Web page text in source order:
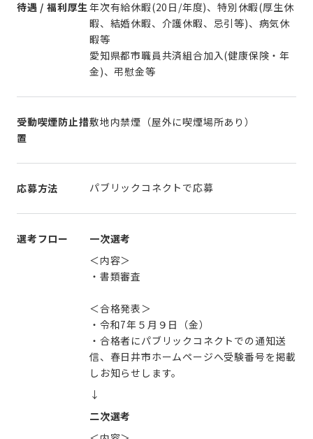
待遇 / 福利厚生 年次有給休暇(20日/年度)、特別休暇(厚生休
暇、結婚休暇、介護休暇、忌引等)、病気休
暇等
愛知県都市職員共済組合加入(健康保険・年
受動喫煙防止措
置
敷地内禁煙（屋外に喫煙場所あり）
応募方法 パブリックコネクトで応募
選考フロー
一次選考
＜内容＞
・書類審査
＜合格発表＞
・令和7年５月９日（金）
・合格者にパブリックコネクトでの通知送
信、春日井市ホームページへ受験番号を掲載
しお知らせします。
↓
二次選考